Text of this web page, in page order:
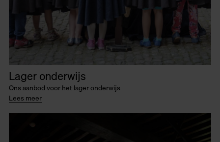
Lager onderwijs
Ons aanbod voor het lager onderwijs
Lees meer